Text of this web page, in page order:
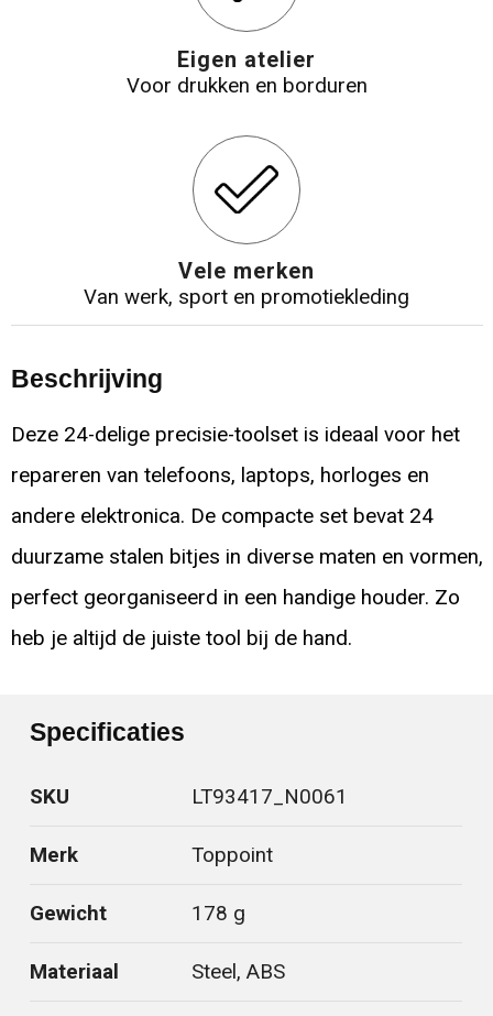
Eigen atelier
Voor drukken en borduren
Vele merken
Van werk, sport en promotiekleding
Beschrijving
Deze 24-delige precisie-toolset is ideaal voor het
repareren van telefoons, laptops, horloges en
andere elektronica. De compacte set bevat 24
duurzame stalen bitjes in diverse maten en vormen,
perfect georganiseerd in een handige houder. Zo
heb je altijd de juiste tool bij de hand.
Specificaties
SKU LT93417_N0061
Merk Toppoint
Gewicht 178 g
Materiaal Steel, ABS